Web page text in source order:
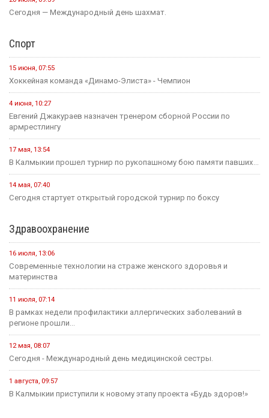
Сегодня — Международный день шахмат.
Спорт
15 июня, 07:55
Хоккейная команда «Динамо-Элиста» - Чемпион
4 июня, 10:27
Евгений Джакураев назначен тренером сборной России по
армрестлингу
17 мая, 13:54
В Калмыкии прошел турнир по рукопашному бою памяти павших...
14 мая, 07:40
Сегодня стартует открытый городской турнир по боксу
Здравоохранение
16 июля, 13:06
Современные технологии на страже женского здоровья и
материнства
11 июля, 07:14
В рамках недели профилактики аллергических заболеваний в
регионе прошли...
12 мая, 08:07
Сегодня - Международный день медицинской сестры.
1 августа, 09:57
В Калмыкии приступили к новому этапу проекта «Будь здоров!»